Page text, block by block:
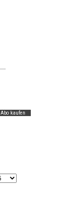
Abo kaufen